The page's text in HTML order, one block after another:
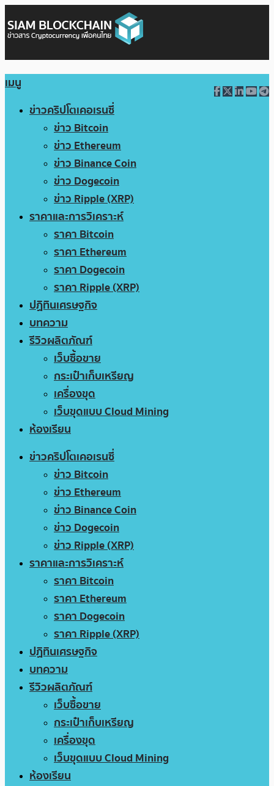
เมนู
ข่าวคริปโตเคอเรนซี่
ข่าว Bitcoin
ข่าว Ethereum
ข่าว Binance Coin
ข่าว Dogecoin
ข่าว Ripple (XRP)
ราคาและการวิเคราะห์
ราคา Bitcoin
ราคา Ethereum
ราคา Dogecoin
ราคา Ripple (XRP)
ปฏิทินเศรษฐกิจ
บทความ
รีวิวผลิตภัณฑ์
เว็บซื้อขาย
กระเป๋าเก็บเหรียญ
เครื่องขุด
เว็บขุดแบบ Cloud Mining
ห้องเรียน
ข่าวคริปโตเคอเรนซี่
ข่าว Bitcoin
ข่าว Ethereum
ข่าว Binance Coin
ข่าว Dogecoin
ข่าว Ripple (XRP)
ราคาและการวิเคราะห์
ราคา Bitcoin
ราคา Ethereum
ราคา Dogecoin
ราคา Ripple (XRP)
ปฏิทินเศรษฐกิจ
บทความ
รีวิวผลิตภัณฑ์
เว็บซื้อขาย
กระเป๋าเก็บเหรียญ
เครื่องขุด
เว็บขุดแบบ Cloud Mining
ห้องเรียน